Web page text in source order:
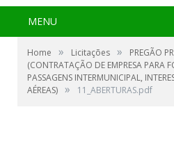
MENU
Home » Licitações »
PREGÃO
(CONTRATAÇÃO DE EMPRESA PARA
PASSAGENS INTERMUNICIPAL,
AÉREAS) » 11_ABERTURAS.pdf